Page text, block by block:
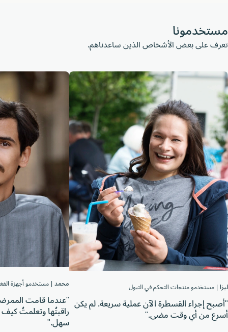
على بعض الأشخاص الذين ساعدناهم.
مستخدمو منتجات التحكم في التبول
إجراء القسطرة الآن عملية سريعة. لم يكن
من أي وقت مضى."
|مستخدمو أجهزة الفغرة
"عندما قامت الممرضة
راقبتُها وتعلمتُ كيف
سهل."